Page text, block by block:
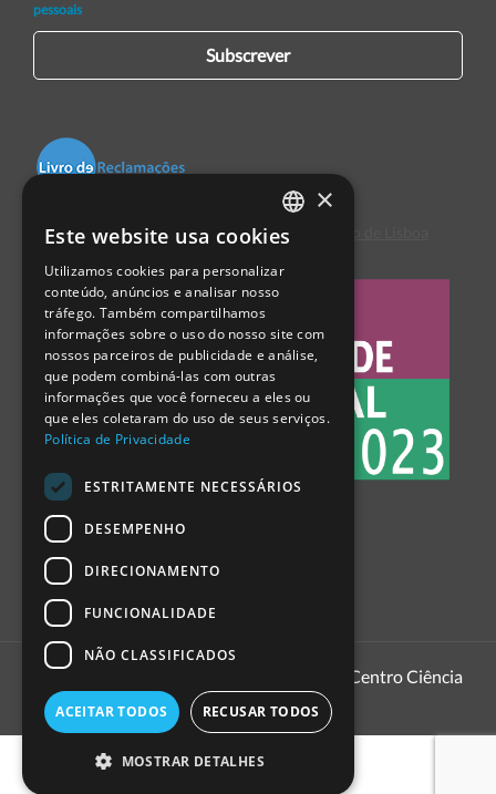
pessoais
Subscrever
Centro de Arbitragem de Conflitos de Consumo de Lisboa
1999 - 2026
Pavilhão do Conhecimento | Centro Ciência
PORTUGUESE
ENGLISH
SPANISH
×
Este website usa cookies
Utilizamos cookies para personalizar
conteúdo, anúncios e analisar nosso
tráfego. Também compartilhamos
informações sobre o uso do nosso site com
nossos parceiros de publicidade e análise,
que podem combiná-las com outras
informações que você forneceu a eles ou
que eles coletaram do uso de seus serviços.
Política de Privacidade
ESTRITAMENTE NECESSÁRIOS
DESEMPENHO
DIRECIONAMENTO
FUNCIONALIDADE
NÃO CLASSIFICADOS
ACEITAR TODOS RECUSAR TODOS
MOSTRAR DETALHES